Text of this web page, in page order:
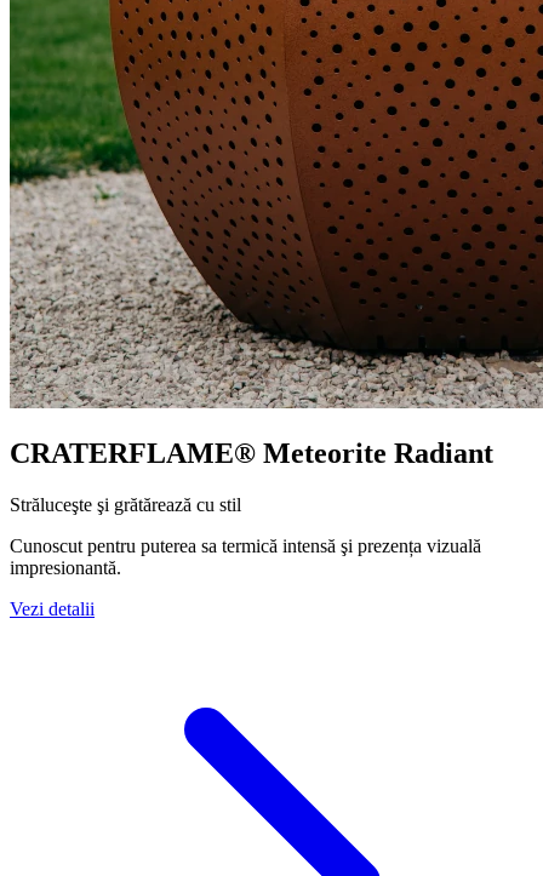
CRATERFLAME® Meteorite Radiant
Străluceşte şi grătărează cu stil
Cunoscut pentru puterea sa termică intensă şi prezența vizuală
impresionantă.
Vezi detalii